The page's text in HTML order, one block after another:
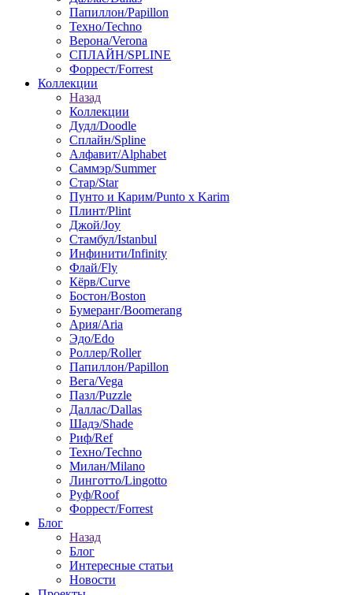
Папиллон/Papillon
Техно/Techno
Верона/Verona
СПЛАЙН/SPLINE
Форрест/Forrest
Коллекции
Назад
Коллекции
Дудл/Doodle
Сплайн/Spline
Алфавит/Alphabet
Саммэр/Summer
Стар/Star
Пунто и Карим/Punto x Karim
Плинт/Plint
Джой/Joy
Стамбул/Istanbul
Инфинити/Infinity
Флай/Fly
Кёрв/Curve
Бостон/Boston
Бумеранг/Boomerang
Ария/Aria
Эдо/Edo
Роллер/Roller
Папиллон/Papillon
Вега/Vega
Пазл/Puzzle
Даллас/Dallas
Шадэ/Shade
Риф/Ref
Техно/Techno
Милан/Milano
Линготто/Lingotto
Руф/Roof
Форрест/Forrest
Блог
Назад
Блог
Интересные статьи
Новости